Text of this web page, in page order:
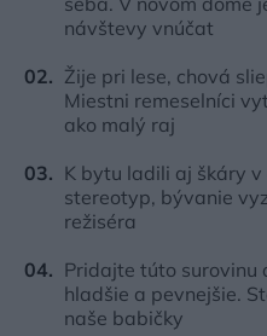
návštevy vnúčat
Žije pri lese, chová
Miestni remeselníci
ako malý raj
K bytu ladili aj škáry
stereotyp, bývanie
režiséra
Pridajte túto surovinu
hladšie a pevnejšie.
naše babičky